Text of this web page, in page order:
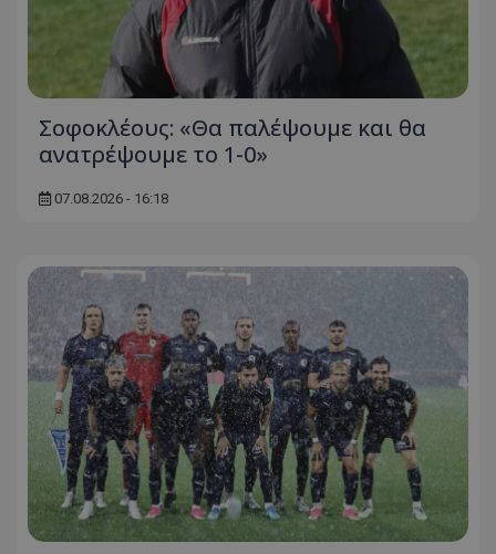
Σοφοκλέους: «Θα παλέψουμε και θα
ανατρέψουμε το 1-0»
07.08.2026 - 16:18